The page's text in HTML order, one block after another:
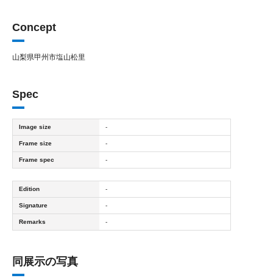
Concept
山梨県甲州市塩山松里
Spec
Image size -
Frame size -
Frame spec -
Edition -
Signature -
Remarks -
同展示の写真